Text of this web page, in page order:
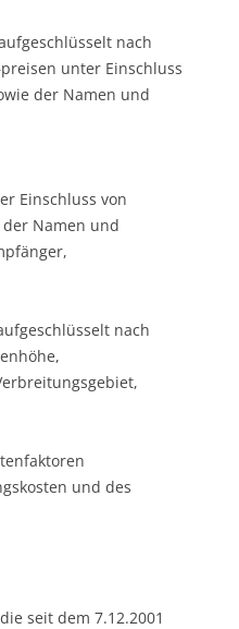
nach
unter Einschluss
der Namen und
Einschluss von
Namen und
nach
und des
seit dem 7.12.2001